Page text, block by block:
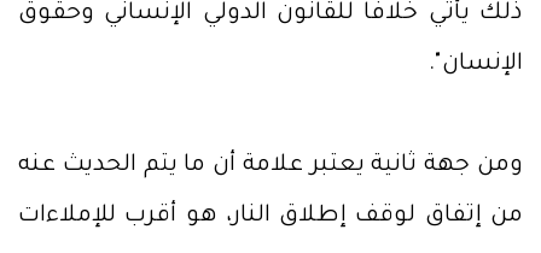
ذلك يأتي خلافا للقانون الدولي الإنساني وحقوق
الإنسان".
ومن جهة ثانية يعتبر علامة أن ما يتم الحديث عنه
من إتفاق لوقف إطلاق النار، هو أقرب للإملاءات